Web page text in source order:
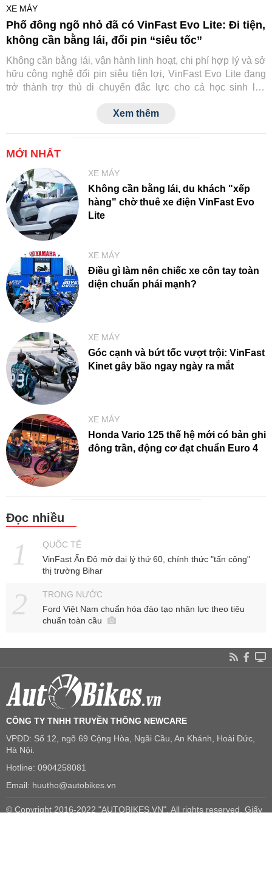
XE MÁY
Phố đông ngõ nhỏ đã có VinFast Evo Lite: Đi tiện,
không cần bằng lái, đổi pin “siêu tốc”
Không cần bằng lái, vận hành linh hoạt, chi phí hợp lý và sở
hữu công nghệ đổi pin siêu tiện lợi, VinFast Evo Lite đang
trở thành trợ thủ di chuyển đắc lực cho cả học sinh lẫn
Xem thêm
MỚI NHẤT
XE MÁY
Không cần bằng lái, du khách "xếp
hàng" chờ thuê xe điện VinFast Evo
Lite
XE MÁY
Điều gì làm nên chiếc xe côn tay toàn
diện chuẩn phái mạnh?
XE MÁY
Góc cạnh và bứt tốc vượt trội: VinFast
Kinet gây bão ngay ngày ra mắt
XE MÁY
Honda Vario 125 thế hệ mới có bản ghi
đông trần, động cơ đạt chuẩn Euro 4
Đọc nhiều
QUỐC TẾ
VinFast Ấn Độ mở đại lý thứ 60, chính thức "tấn công"
thị trường Bihar
TRONG NƯỚC
Ford Việt Nam chuẩn hóa đào tạo nhân lực theo tiêu
chuẩn toàn cầu
CÔNG TY TNHH TRUYỀN THÔNG NEWCARE
VPĐD: Số 12, ngõ 69 Cộng Hòa, Ngãi Cầu, An Khánh, Hoài Đức,
Hà Nội.
Hotline: 0904258081
Email: huutho@autobikes.vn
© Copyright 2016-2022 "AUTOBIKES.VN", All rights reserved. Giấy